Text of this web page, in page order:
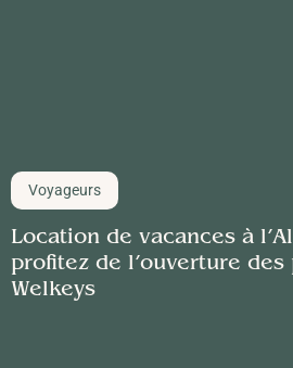
Voyageurs
Location de vacances à
profitez de l’ouverture des
Welkeys